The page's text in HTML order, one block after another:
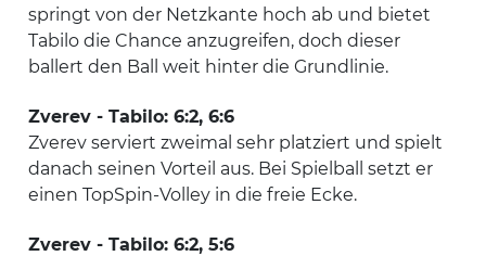
springt von der Netzkante hoch ab und bietet
Tabilo die Chance anzugreifen, doch dieser
ballert den Ball weit hinter die Grundlinie.
Zverev - Tabilo: 6:2, 6:6
Zverev serviert zweimal sehr platziert und spielt
danach seinen Vorteil aus. Bei Spielball setzt er
einen TopSpin-Volley in die freie Ecke.
Zverev - Tabilo: 6:2, 5:6